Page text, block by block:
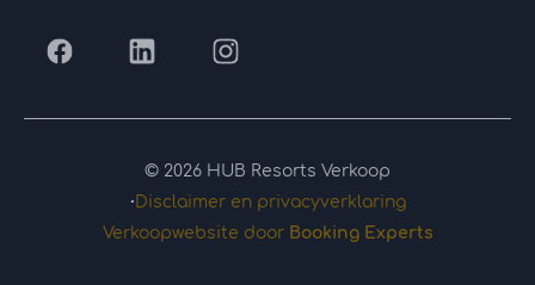
© 2026 HUB Resorts Verkoop
· Disclaimer en privacyverklaring
Verkoopwebsite door Booking Experts